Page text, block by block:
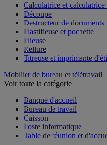
Calculatrice et calculatrice
Découpe
Destructeur de documents
Plastifieuse et pochette
Plieuse
Reliure
Titreuse et imprimante
Mobilier de bureau et télétravail
Voir toute la catégorie
Banque d'accueil
Bureau de travail
Caisson
Poste informatique
Table de réunion et